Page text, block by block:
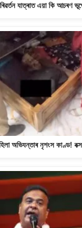
যাত্ৰাত এয়া কি আচৰণ
অভিযন্তাৰ নৃশংস কাণ্ড!